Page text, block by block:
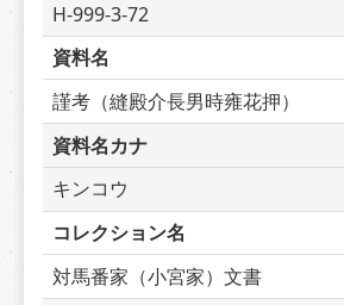
H-999-3-72
資料名
謹考（縫殿介長男時雍花押）
資料名カナ
キンコウ
コレクション名
対馬番家（小宮家）文書